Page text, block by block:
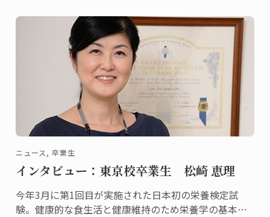
ニュース, 卒業生
インタビュー：東京校卒業生 松崎 恵理
今年3月に第1回目が実施された日本初の栄養検定試
験。健康的な食生活と健康維持のため栄養学の基本を